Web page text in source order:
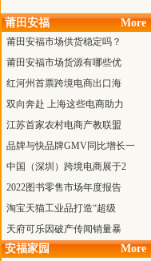
莆田安福 More
莆田安福市场供货稳定吗？
莆田安福市场货源有哪些优
红河州首票跨境电商出口海
双向奔赴 上海这些电商助力
江苏首家农村电商产教联盟
品牌与快品牌GMV同比增长一
中国（深圳）跨境电商展于2
2022图书零售市场年度报告
淘宝天猫工业品打造“超级
天府可乐因破产传闻销量暴
安福家园 More